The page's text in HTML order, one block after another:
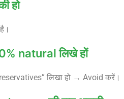
हो
natural लिखे हों
लिखा हो → Avoid करें।